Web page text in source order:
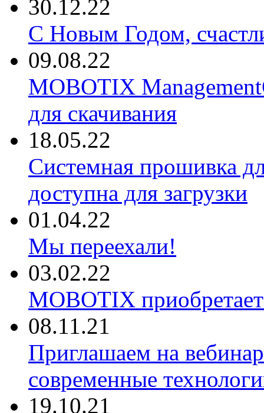
30.12.22
С Новым Годом,
09.08.22
MOBOTIX
для скачивания
18.05.22
Системная прошивка
доступна для загрузки
01.04.22
Мы переехали!
03.02.22
MOBOTIX
08.11.21
Приглашаем на
современные
19.10.21